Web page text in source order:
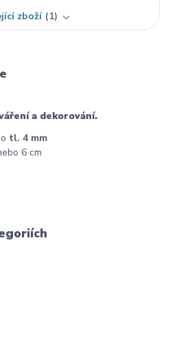
zboží
1
a dekorování.
tl. 4 mm
6 cm